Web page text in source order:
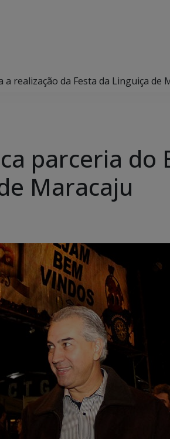
realização da Festa da Linguiça de
parceria do
Maracaju